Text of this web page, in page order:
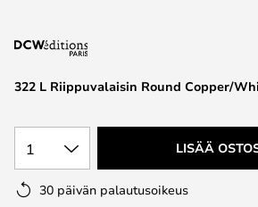
of
images
322 L Riippuvalaisin Round Copper/
1 LISÄÄ
30 päivän palautusoikeus